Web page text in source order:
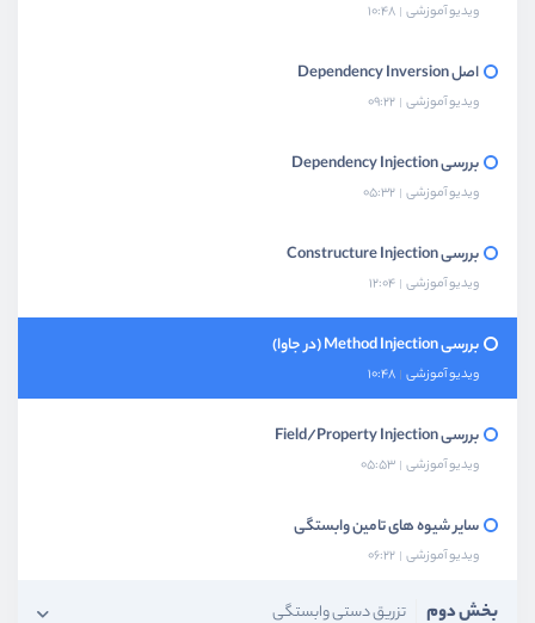
ویدیو آموزشی 10:48
اصل Dependency Inversion
ویدیو آموزشی 09:22
بررسی Dependency Injection
ویدیو آموزشی 05:32
بررسی Constructure Injection
ویدیو آموزشی 12:04
بررسی Method Injection (در جاوا)
ویدیو آموزشی 10:48
بررسی Field/Property Injection
ویدیو آموزشی 05:53
سایر شیوه های تامین وابستگی
ویدیو آموزشی 06:22
بخش دوم تزریق دستی وابستگی